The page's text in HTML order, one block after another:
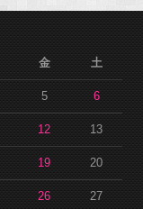
金 土
5 6
12 13
19 20
26 27